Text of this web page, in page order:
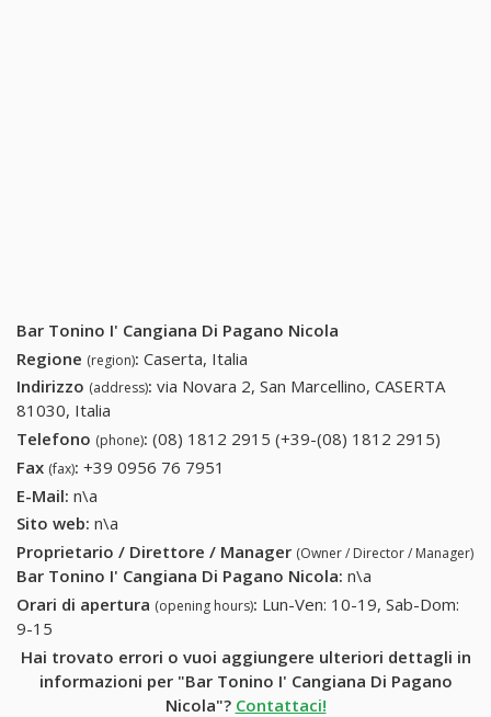
Bar Tonino I' Cangiana Di Pagano Nicola
Regione (region): Caserta, Italia
Indirizzo (address): via Novara 2, San Marcellino, CASERTA
81030, Italia
Telefono (phone): (08) 1812 2915 (+39-(08) 1812 2915)
1812
Fax (fax): +39 0956 76 7951
E-Mail: n\a
Sito web: n\a
Proprietario / Direttore / Manager (Owner / Director / Manager)
Bar Tonino I' Cangiana Di Pagano Nicola: n\a
Orari di apertura (opening hours): Lun-Ven: 10-19, Sab-Dom:
9-15
Hai trovato errori o vuoi aggiungere ulteriori dettagli in
informazioni per "Bar Tonino I' Cangiana Di Pagano
Nicola"? Contattaci!